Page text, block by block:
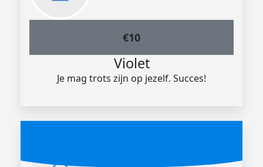
€10
Violet
Je mag trots zijn op jezelf. Succes!